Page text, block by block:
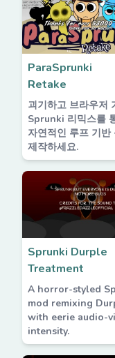
ParaSprunki
Retake
괴기하고 브라우저
Sprunki 리믹스를
자연적인 루프 기반
제작하세요.
Sprunki Durple
Treatment
A horror-styled
mod remixing
with eerie audio-
intensity.